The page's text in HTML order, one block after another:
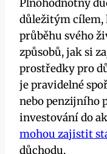
Plnohodnotný
důležitým cílem,
průběhu svého
způsobů, jak si
prostředky pro
je pravidelné
nebo penzijního
investování do
mohou zajistit
důchodu.